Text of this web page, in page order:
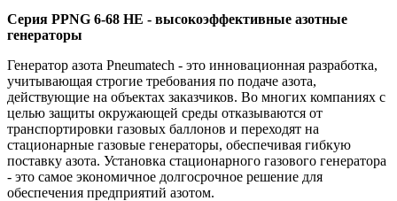
Серия PPNG 6-68 HE - высокоэффективные азотные
генераторы
Генератор азота Pneumatech - это инновационная разработка,
учитывающая строгие требования по подаче азота,
действующие на объектах заказчиков. Во многих компаниях с
целью защиты окружающей среды отказываются от
транспортировки газовых баллонов и переходят на
стационарные газовые генераторы, обеспечивая гибкую
поставку азота. Установка стационарного газового генератора
- это самое экономичное долгосрочное решение для
обеспечения предприятий азотом.